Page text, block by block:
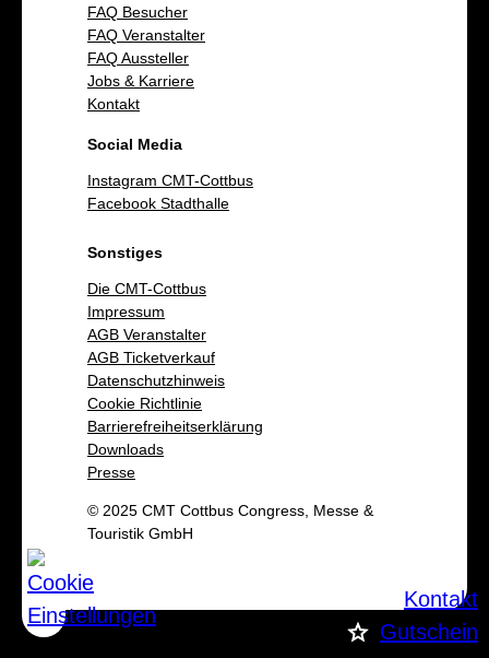
FAQ Besucher
FAQ Veranstalter
FAQ Aussteller
Jobs & Karriere
Kontakt
Social Media
Instagram CMT-Cottbus
Facebook Stadthalle
Sonstiges
Die CMT-Cottbus
Impressum
AGB Veranstalter
AGB Ticketverkauf
Datenschutzhinweis
Cookie Richtlinie
Barrierefreiheitserklärung
Downloads
Presse
© 2025 CMT Cottbus Congress, Messe &
Touristik GmbH
Kontakt
Gutschein